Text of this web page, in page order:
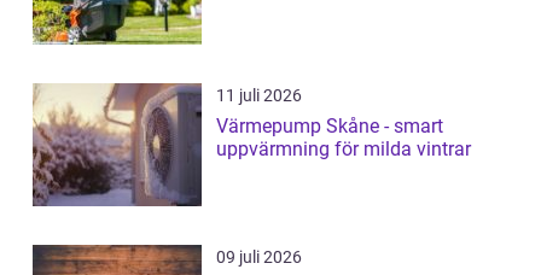
11 juli 2026
Värmepump Skåne - smart
uppvärmning för milda vintrar
09 juli 2026